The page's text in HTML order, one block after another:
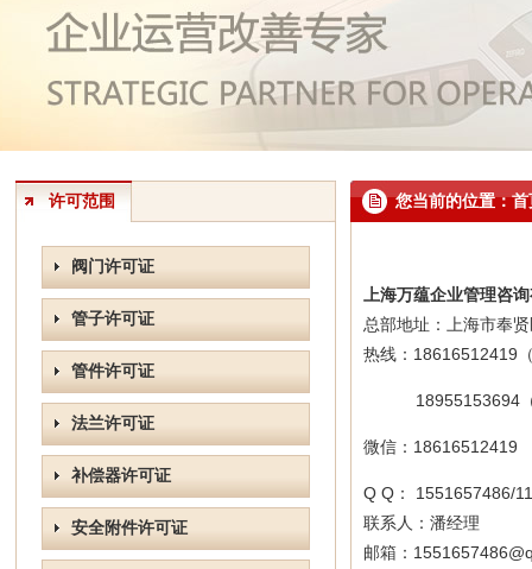
许可范围
阀门许可证
管子许可证
管件许可证
法兰许可证
补偿器许可证
安全附件许可证
您当前的位置：
上海万蕴企业管理咨
总部地址：上海市奉
热线： 18616512419
18955153694
微信：
Q Q：
1551657486/
联系人：潘经理
邮箱：